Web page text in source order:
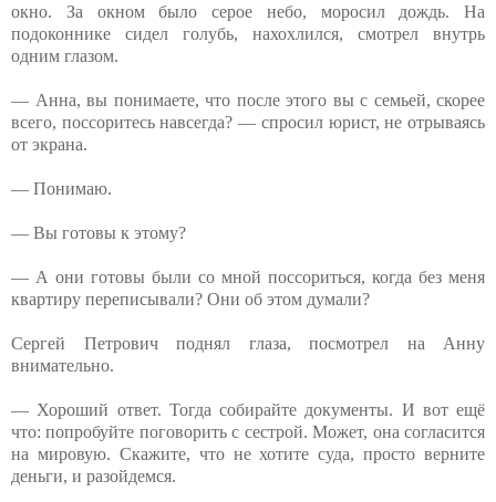
окно. За окном было серое небо, моросил дождь. На
подоконнике сидел голубь, нахохлился, смотрел внутрь
одним глазом.
— Анна, вы понимаете, что после этого вы с семьей, скорее
всего, поссоритесь навсегда? — спросил юрист, не отрываясь
от экрана.
— Понимаю.
— Вы готовы к этому?
— А они готовы были со мной поссориться, когда без меня
квартиру переписывали? Они об этом думали?
Сергей Петрович поднял глаза, посмотрел на Анну
внимательно.
— Хороший ответ. Тогда собирайте документы. И вот ещё
что: попробуйте поговорить с сестрой. Может, она согласится
на мировую. Скажите, что не хотите суда, просто верните
деньги, и разойдемся.